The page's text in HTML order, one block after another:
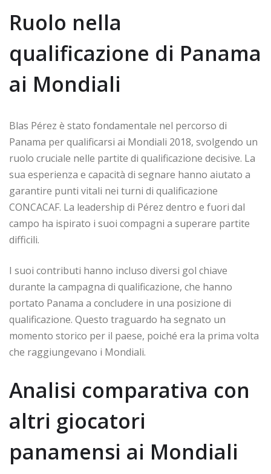
Ruolo nella
qualificazione di Panama
ai Mondiali
Blas Pérez è stato fondamentale nel percorso di
Panama per qualificarsi ai Mondiali 2018, svolgendo un
ruolo cruciale nelle partite di qualificazione decisive. La
sua esperienza e capacità di segnare hanno aiutato a
garantire punti vitali nei turni di qualificazione
CONCACAF. La leadership di Pérez dentro e fuori dal
campo ha ispirato i suoi compagni a superare partite
difficili.
I suoi contributi hanno incluso diversi gol chiave
durante la campagna di qualificazione, che hanno
portato Panama a concludere in una posizione di
qualificazione. Questo traguardo ha segnato un
momento storico per il paese, poiché era la prima volta
che raggiungevano i Mondiali.
Analisi comparativa con
altri giocatori
panamensi ai Mondiali